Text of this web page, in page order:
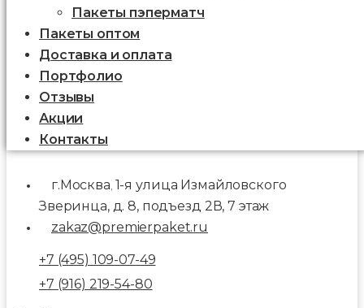
Пакеты пэперматч
Пакеты оптом
Доставка и оплата
Портфолио
Отзывы
Акции
Контакты
г.Москва 1-я улица Измайловского
Зверинца, д. 8, подъезд 2В, 7 этаж
zakaz@premierpaket.ru
+7 (495) 109-07-49
+7 (916) 219-54-80